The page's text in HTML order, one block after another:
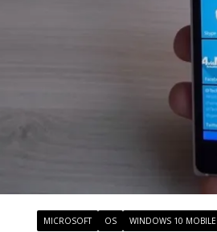
MICROSOFT OS WINDOWS 10 MOBILE